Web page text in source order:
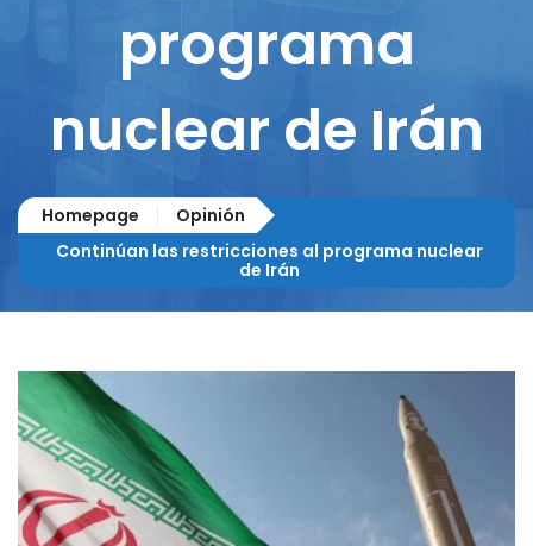
programa
nuclear de Irán
Homepage
Opinión
Continúan las restricciones al programa nuclear
de Irán